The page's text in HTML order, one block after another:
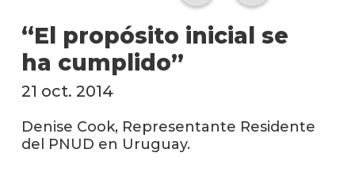
“El propósito inicial se
ha cumplido”
21 oct. 2014
Denise Cook, Representante Residente
del PNUD en Uruguay.